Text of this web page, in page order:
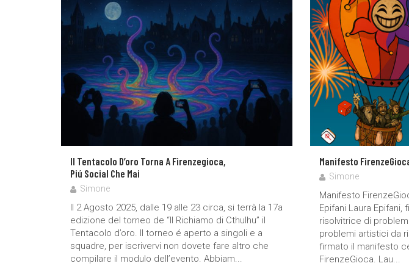
Il Tentacolo D’oro Torna A Firenzegioca,
Piú Social Che Mai
Simone
Il 2 Agosto 2025, dalle 19 alle 23 circa, si terrà la 17a
edizione del torneo de “Il Richiamo di Cthulhu” il
Tentacolo d’oro. Il torneo é aperto a singoli e a
squadre, per iscrivervi non dovete fare altro che
compilare il modulo dell’evento. Abbiam...
Manifesto
Simone
Manifesto
Epifani Laura
risolvitrice di
problemi artistici da
firmato il manifesto
FirenzeGioca. Lau...